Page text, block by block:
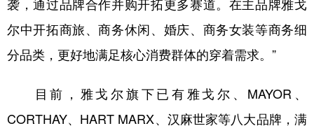
袭，通过品牌合作并购开拓更多赛道。在主品牌雅戈
尔中开拓商旅、商务休闲、婚庆、商务女装等商务细
分品类，更好地满足核心消费群体的穿着需求。”
目前，雅戈尔旗下已有雅戈尔、MAYOR、
CORTHAY、HART MARX、汉麻世家等八大品牌，满